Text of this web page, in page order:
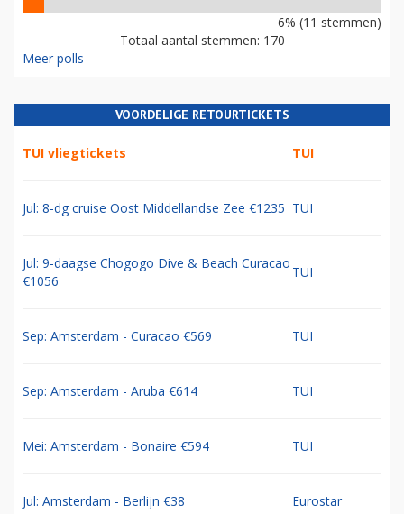
6% (11 stemmen)
Totaal aantal stemmen: 170
Meer polls
VOORDELIGE RETOURTICKETS
TUI vliegtickets TUI
Jul: 8-dg cruise Oost Middellandse Zee €1235 TUI
Jul: 9-daagse Chogogo Dive & Beach Curacao
€1056
TUI
Sep: Amsterdam - Curacao €569 TUI
Sep: Amsterdam - Aruba €614 TUI
Mei: Amsterdam - Bonaire €594 TUI
Jul: Amsterdam - Berlijn €38 Eurostar